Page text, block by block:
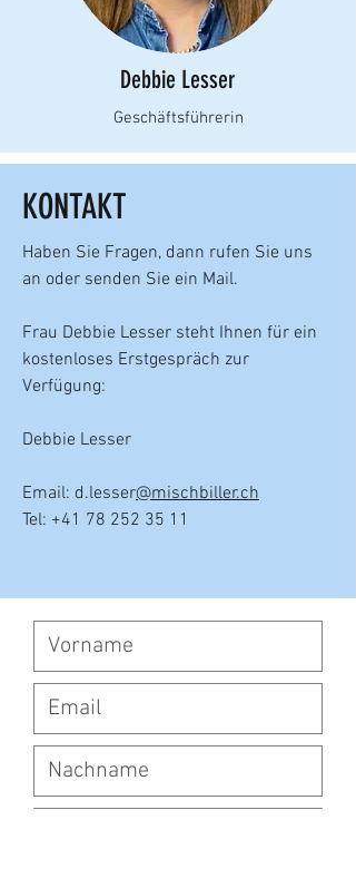
Debbie Lesser
Geschäftsführerin
KONTAKT
Haben Sie Fragen, dann rufen Sie uns
an oder senden Sie ein Mail.
Frau Debbie Lesser steht Ihnen für ein
kostenloses Erstgespräch zur
Verfügung:
Debbie Lesser
Email: d.lesser@mischbiller.ch
Tel: +41 78 252 35 11